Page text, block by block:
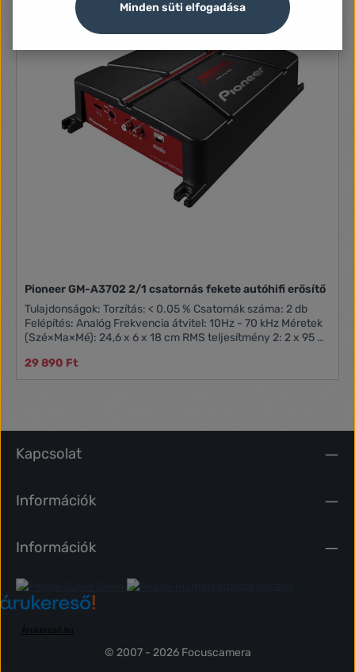
Pioneer GM-A3702 2/1 csatornás fekete autóhifi erősítő
Tulajdonságok: Torzítás: < 0.05 % Csatornák száma: 2 db
Felépítés: Analóg Frekvencia átvitel: 10Hz - 70 kHz Méretek
(Szé×Ma×Mé): 24,6 x 6 x 18 cm RMS teljesítmény 2: 2 x 95 W
29 890 Ft
Kapcsolat
Információk
Információk
Árukereső.hu
© 2007 - 2026 Focuscamera
Minden süti elfogadása